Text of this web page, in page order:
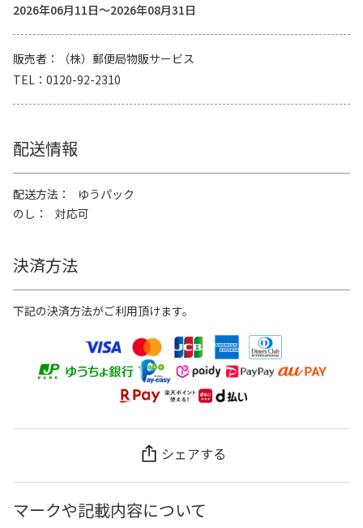
2026年06月11日～2026年08月31日
販売者
（株）郵便局物販サービス
TEL
0120-92-2310
配送情報
配送方法
ゆうパック
のし
対応可
決済方法
下記の決済方法がご利用頂けます。
シェアする
マークや記載内容について